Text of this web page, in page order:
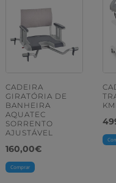
CADEIRA
GIRATÓRIA DE
BANHEIRA
AQUATEC
SORRENTO
AJUSTÁVEL
160,00€
Comprar